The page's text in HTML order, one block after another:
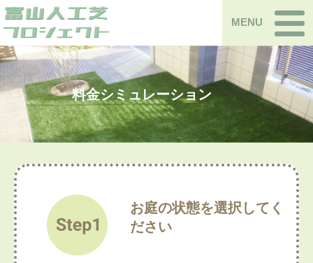
MENU
料金シミュレーション
お庭の状態を選択してく
ださい